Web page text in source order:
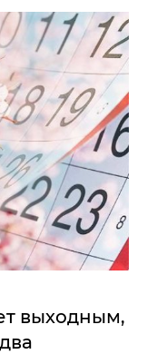
выходным,